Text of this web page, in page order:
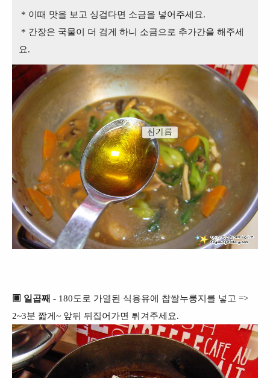
* 이때 맛을 보고 싱겁다면 소금을 넣어주세요.
* 간장은 국물이 더 검게 하니 소금으로 추가간을 해주세
요.
▣ 일곱째 - 180도로 가열된 식용유에 찹쌀누룽지를 넣고 =>
2~3분 짧게~ 앞뒤 뒤집어가면 튀겨주세요.